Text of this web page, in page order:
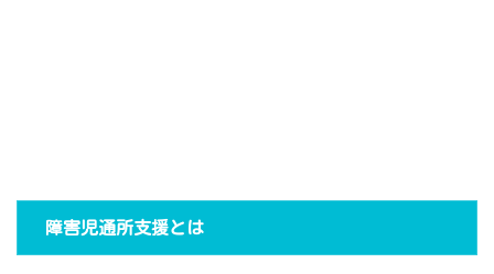
障害児通所支援とは